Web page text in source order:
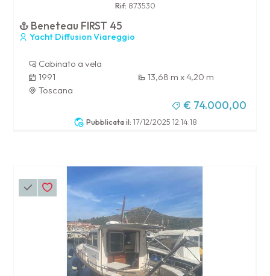
Pubblicata il: 17/12/2025 12:14:18
Rif: 873530
Beneteau FIRST 45
Yacht Diffusion Viareggio
Cabinato a vela
1991
13,68 m x 4,20 m
Toscana
€ 74.000,00